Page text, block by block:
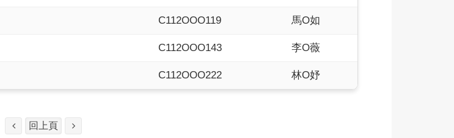
C112OOO119 馬O如
C112OOO143 李O薇
C112OOO222 林O妤
回上頁